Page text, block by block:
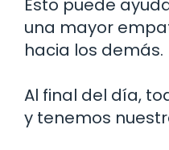
Esto puede
una mayor
hacia los demás.
Al final del día,
y tenemos